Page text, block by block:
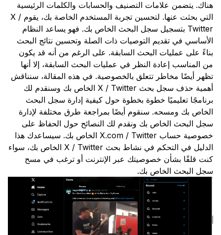
هناك. يتضمن علامات التصنيف والحسابات والكلمات الرئيسية
التي بحثت عنها. لتحسين تجربة المستخدم الخاصة بك، يقوم X /
Twitter بتسجيل سجل البحث الخاص بك. فهو يساعد النظام
الأساسي في تقديم التوصيات ذات الصلة وتحسين نتائج البحث
بناءً على عمليات البحث السابقة. على الرغم من أنه قد يكون
من المناسب إعادة النظر في عمليات البحث السابقة، إلا أنها
تظهر أيضًا مخاطر تتعلق بالخصوصية. في هذه المقالة، سنناقش
أهمية حذف سجل بحث X / Twitter الخاص بك وسنقدم لك
برنامجًا تعليميًا خطوة بخطوة حول كيفية إدارة سجل البحث
الخاص بك ومسحه. سنقوم أيضًا بمراجعة طرق مختلفة لإدارة
سجل البحث الخاص بك ونقدم لك النصائح حول الحفاظ على
خصوصية حساب X.com / Twitter الخاص بك. سيساعدك هذا
الدليل في التحكم في نشاط بحث X / Twitter الخاص بك، سواء
كنت قلقًا بشأن خصوصيتك عبر الإنترنت أو ترغب في مسح
سجل البحث الخاص بك.